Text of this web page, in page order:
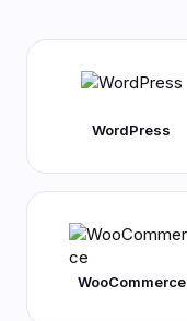
WordPress
WooCommerce